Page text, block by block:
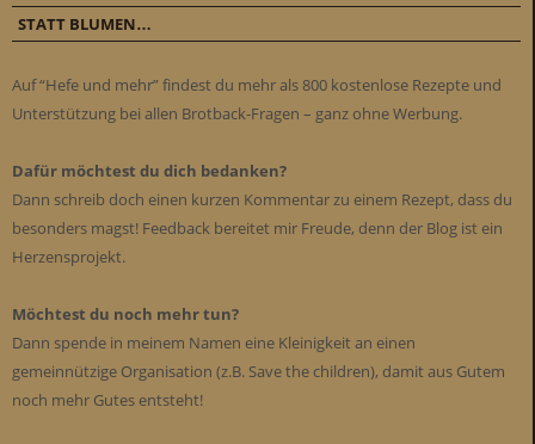
STATT BLUMEN…
Auf “Hefe und mehr” findest du mehr als 800 kostenlose Rezepte und
Unterstützung bei allen Brotback-Fragen – ganz ohne Werbung.
Dafür möchtest du dich bedanken?
Dann schreib doch einen kurzen Kommentar zu einem Rezept, dass du
besonders magst! Feedback bereitet mir Freude, denn der Blog ist ein
Herzensprojekt.
Möchtest du noch mehr tun?
Dann spende in meinem Namen eine Kleinigkeit an einen
gemeinnützige Organisation (z.B. Save the children), damit aus Gutem
noch mehr Gutes entsteht!